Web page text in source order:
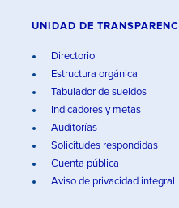
UNIDAD DE
Directorio
Estructura orgánica
Tabulador de sueldos
Indicadores y metas
Auditorías
Solicitudes respondidas
Cuenta pública
Aviso de privacidad integral